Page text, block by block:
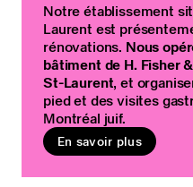
Notre établissement
Laurent est
rénovations. Nous
bâtiment de H. Fisher
St-Laurent, et
pied et des visites
Montréal juif.
En savoir plus